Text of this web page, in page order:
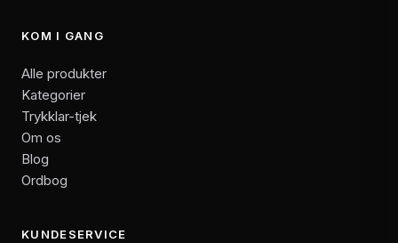
KOM I GANG
Alle produkter
Kategorier
Trykklar-tjek
Om os
Blog
Ordbog
KUNDESERVICE